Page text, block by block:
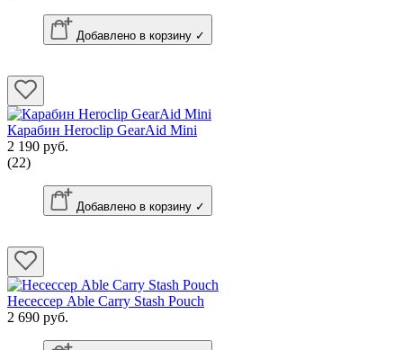
Добавлено в корзину ✓
Карабин Heroclip GearAid Mini
2 190 руб.
(22)
Добавлено в корзину ✓
Несессер Able Carry Stash Pouch
2 690 руб.